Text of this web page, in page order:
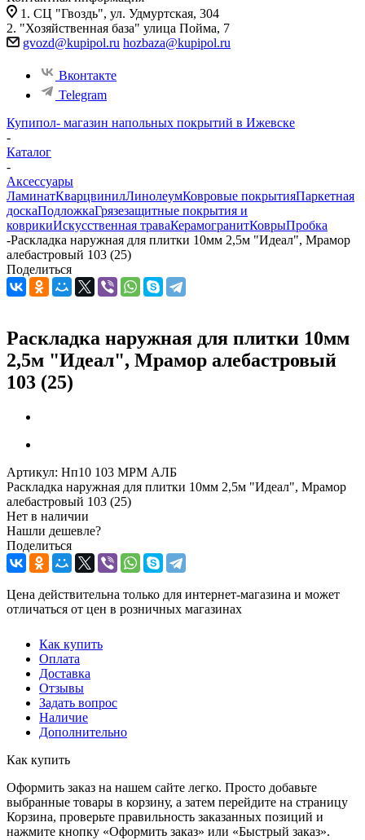
1. СЦ "Гвоздь", ул. Удмуртская, 304
2. "Хозяйственная база" улица Пойма, 7
gvozd@kupipol.ru hozbaza@kupipol.ru
Вконтакте
Telegram
Купипол- магазин напольных покрытий в Ижевске
-
Каталог
-
Аксессуары
ЛаминатКварцвинилЛинолеумКовровые покрытияПаркетная
доскаПодложкаГрязезащитные покрытия и
коврикиИскусственная траваКерамогранитКоврыПробка
-Раскладка наружная для плитки 10мм 2,5м "Идеал", Мрамор
алебастровый 103 (25)
Поделиться
Раскладка наружная для плитки 10мм
2,5м "Идеал", Мрамор алебастровый
103 (25)
Артикул: Нп10 103 МРМ АЛБ
Раскладка наружная для плитки 10мм 2,5м "Идеал", Мрамор
алебастровый 103 (25)
Нет в наличии
Нашли дешевле?
Поделиться
Цена действительна только для интернет-магазина и может
отличаться от цен в розничных магазинах
Как купить
Оплата
Доставка
Отзывы
Задать вопрос
Наличие
Дополнительно
Как купить
Оформить заказ на нашем сайте легко. Просто добавьте
выбранные товары в корзину, а затем перейдите на страницу
Корзина, проверьте правильность заказанных позиций и
нажмите кнопку «Оформить заказ» или «Быстрый заказ».